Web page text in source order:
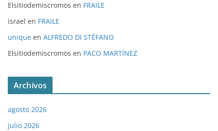
Elsitiodemiscromos en FRAILE
israel en FRAILE
unique en ALFREDO DI STÉFANO
Elsitiodemiscromos en PACO MARTÍNEZ
Archivos
agosto 2026
julio 2026